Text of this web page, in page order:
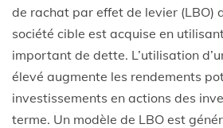
de rachat par effet de levier (LBO)
société cible est acquise en
important de dette. L’utilisation
élevé augmente les rendements
investissements en actions des
terme. Un modèle de LBO est